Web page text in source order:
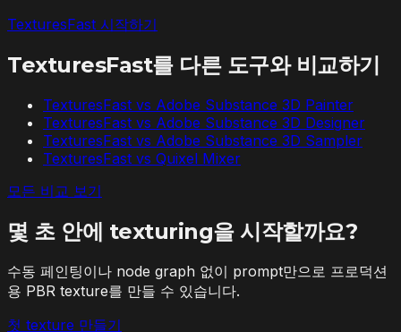
TexturesFast 시작하기
TexturesFast를 다른 도구와 비교하기
TexturesFast vs Adobe Substance 3D Painter
TexturesFast vs Adobe Substance 3D Designer
TexturesFast vs Adobe Substance 3D Sampler
TexturesFast vs Quixel Mixer
모든 비교 보기
몇 초 안에 texturing을 시작할까요?
수동 페인팅이나 node graph 없이 prompt만으로 프로덕션
용 PBR texture를 만들 수 있습니다.
첫 texture 만들기